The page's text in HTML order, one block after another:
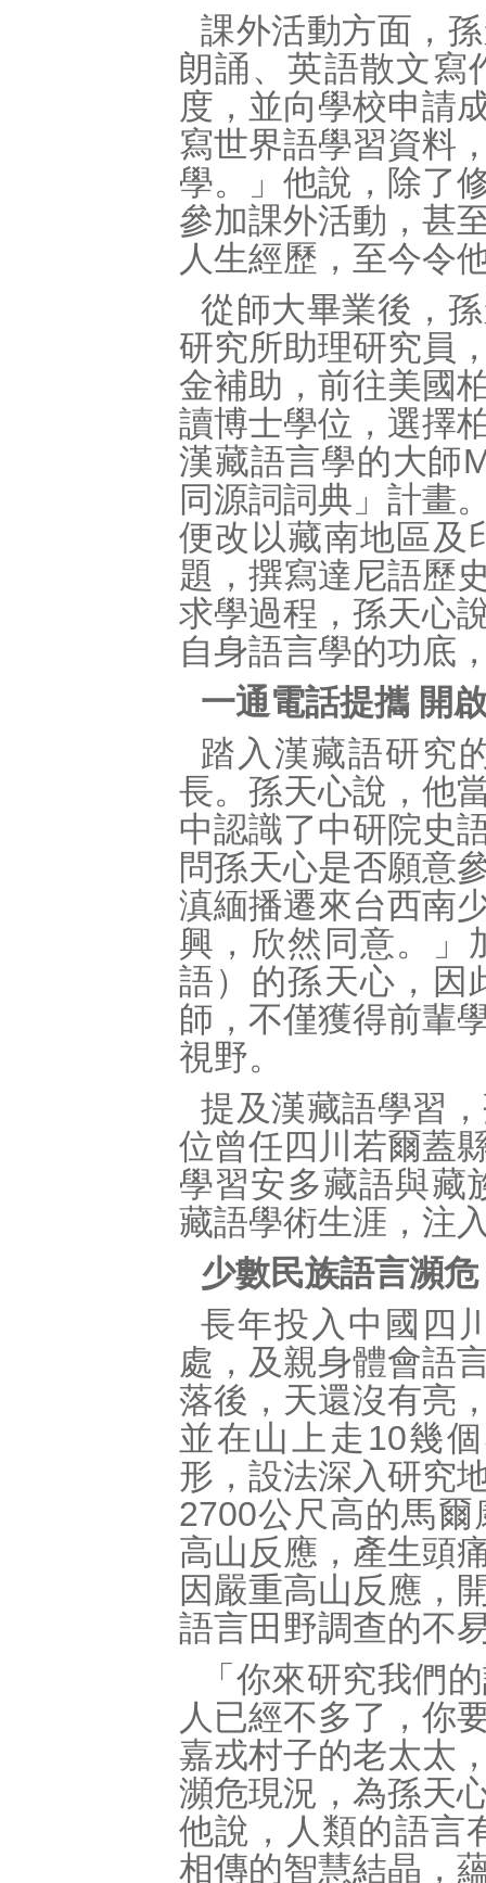
課外活動方面，
朗誦、英語散文寫
度，並向學校申請
寫世界語學習資料
學。」他說，除了
參加課外活動，甚
人生經歷，至今令
從師大畢業後，
研究所助理研究員
金補助，前往美國
讀博士學位，選擇
漢藏語言學的大師
同源詞詞典」計畫
便改以藏南地區及
題，撰寫達尼語歷
求學過程，孫天心
自身語言學的功底
一通電話提攜 開
踏入漢藏語研究
長。孫天心說，他
中認識了中研院史
問孫天心是否願意
滇緬播遷來台西南
興，欣然同意。」
語）的孫天心，因
師，不僅獲得前輩
視野。
提及漢藏語學習
位曾任四川若爾蓋
學習安多藏語與藏
藏語學術生涯，注
少數民族語言瀕
長年投入中國四
處，及親身體會語
落後，天還沒有亮
並在山上走10幾
形，設法深入研究
2700公尺高的馬
高山反應，產生頭
因嚴重高山反應，
語言田野調查的不
「你來研究我們
人已經不多了，你
嘉戎村子的老太太
瀕危現況，為孫天
他說，人類的語言
相傳的智慧結晶，